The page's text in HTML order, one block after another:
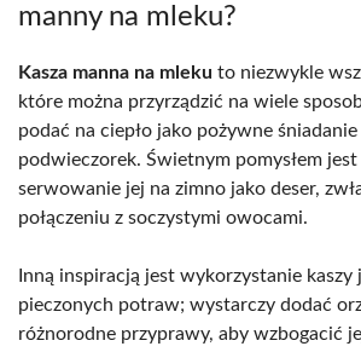
manny na mleku?
Kasza manna na mleku to niezwykle
które można przyrządzić na wiele
podać na ciepło jako pożywne
podwieczorek. Świetnym pomysłem
serwowanie jej na zimno jako deser,
połączeniu z soczystymi owocami.
Inną inspiracją jest wykorzystanie kaszy
pieczonych potraw; wystarczy dodać
różnorodne przyprawy, aby wzbogacić